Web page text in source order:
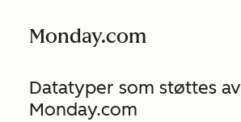
Monday.com
Datatyper som støttes av
Monday.com